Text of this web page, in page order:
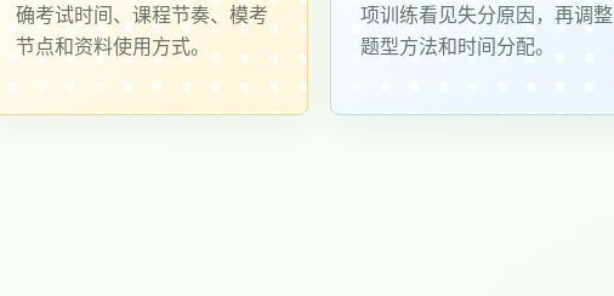
确考试时间、课程节奏、模考
节点和资料使用方式。
项训练看见失分原因，再调整
题型方法和时间分配。